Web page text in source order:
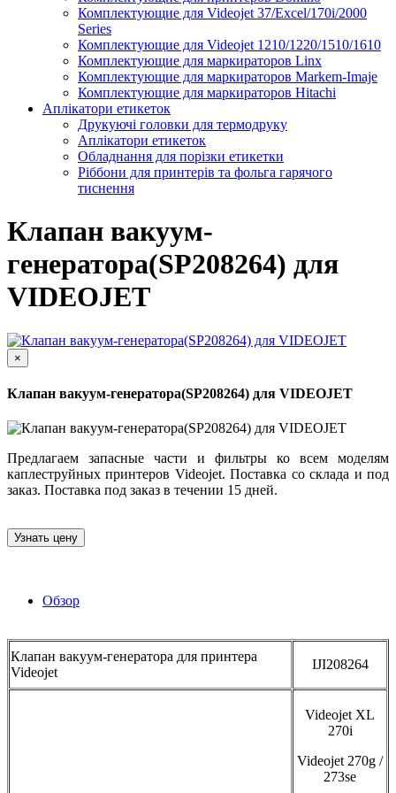
Комплектующие для Videojet 37/Excel/170i/2000
Series
Комплектующие для Videojet 1210/1220/1510/1610
Комплектующие для маркираторов Linx
Комплектующие для маркираторов Markem-Imaje
Комплектующие для маркираторов Hitachi
Аплікатори етикеток
Друкуючі головки для термодруку
Аплікатори етикеток
Обладнання для порізки етикетки
Ріббони для принтерів та фольга гарячого
тиснення
Клапан вакуум-
генератора(SP208264) для
VIDEOJET
×
Клапан вакуум-генератора(SP208264) для VIDEOJET
Предлагаем запасные части и фильтры ко всем моделям
каплеструйных принтеров Videojet. Поставка со склада и под
заказ. Поставка под заказ в течении 15 дней.
Узнать цену
Обзор
Клапан вакуум-генератора для принтера
Videojet
IJI208264
Videojet XL
270i
Videojet 270g /
273se